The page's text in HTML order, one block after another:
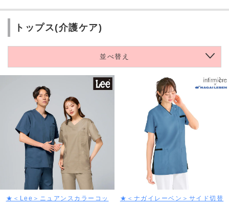
トップス(介護ケア)
並べ替え
★＜Lee＞ニュアンスカラーコッ
★＜ナガイレーベン＞サイド切替